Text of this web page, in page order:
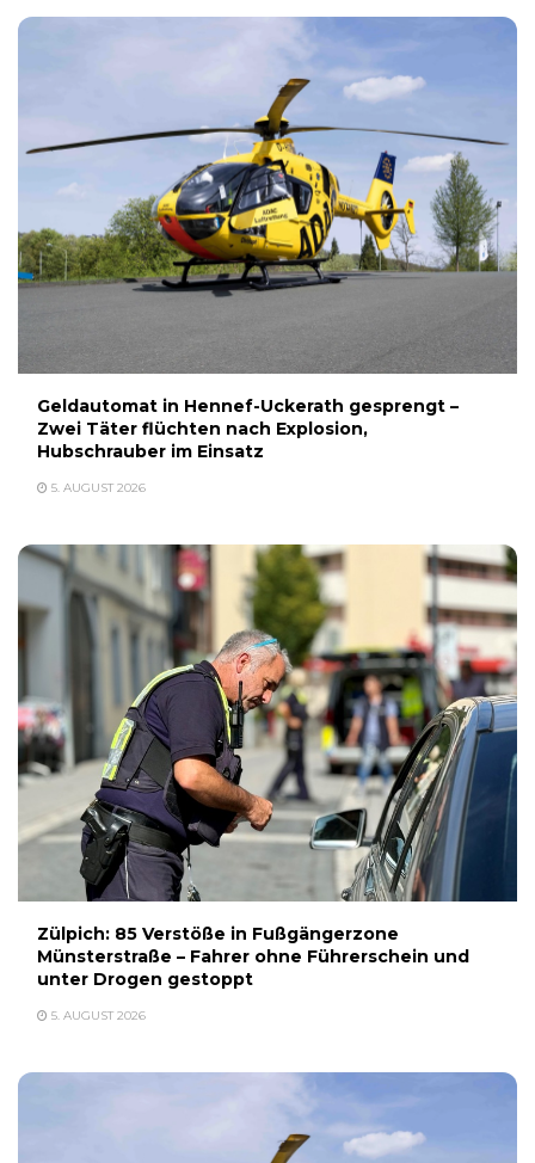
Geldautomat in Hennef-Uckerath gesprengt –
Zwei Täter flüchten nach Explosion,
Hubschrauber im Einsatz
5. AUGUST 2026
Zülpich: 85 Verstöße in Fußgängerzone
Münsterstraße – Fahrer ohne Führerschein und
unter Drogen gestoppt
5. AUGUST 2026